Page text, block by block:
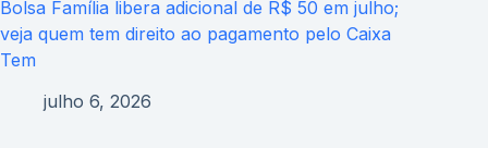
Bolsa Família libera adicional de R$ 50 em julho;
veja quem tem direito ao pagamento pelo Caixa
Tem
julho 6, 2026